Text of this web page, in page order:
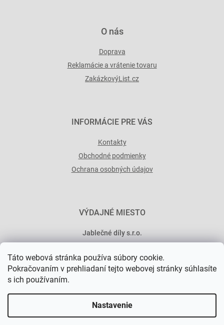
Táto webová stránka používa súbory cookie.
Pokračovaním v prehliadaní tejto webovej stránky súhlasíte
s ich používaním.
Nastavenie
i
u
O nás
Doprava
Reklamácie a vrátenie tovaru
ZakázkovýList.cz
INFORMÁCIE PRE VÁS
Kontakty
Obchodné podmienky
Ochrana osobných údajov
VÝDAJNÉ MIESTO
Jablečné díly s.r.o.
101 00 Praha 10
Vytvoril Shoptet Premium